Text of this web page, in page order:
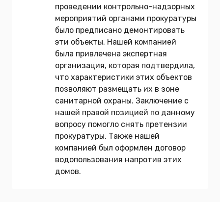
проведении контрольно-надзорных
мероприятий органами прокуратуры
было предписано демонтировать
эти объекты. Нашей компанией
была привлечена экспертная
организация, которая подтвердила,
что характеристики этих объектов
позволяют размещать их в зоне
санитарной охраны. Заключение с
нашей правой позицией по данному
вопросу помогло снять претензии
прокуратуры. Также нашей
компанией был оформлен договор
водопользования напротив этих
домов.